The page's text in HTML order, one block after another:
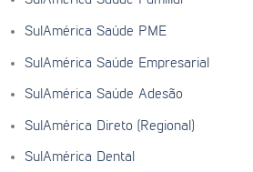
SulAmérica Saúde PME
SulAmérica Saúde Empresarial
SulAmérica Saúde Adesão
SulAmérica Direto (Regional)
SulAmérica Dental